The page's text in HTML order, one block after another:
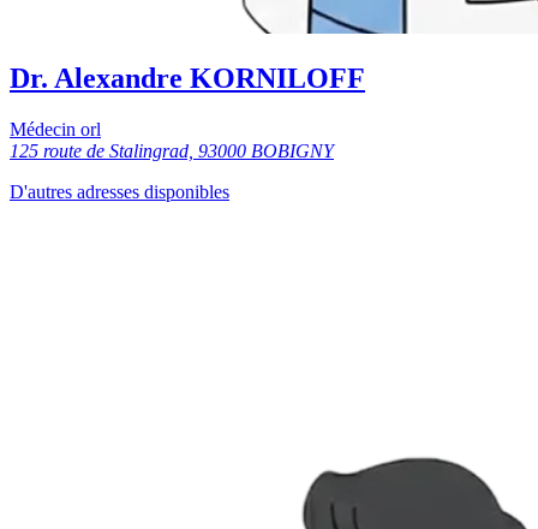
Dr. Alexandre KORNILOFF
Médecin orl
125 route de Stalingrad, 93000 BOBIGNY
D'autres adresses disponibles